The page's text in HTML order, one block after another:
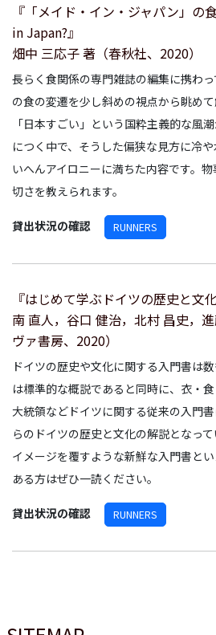
『「メイド・イン・ジャパン」の
in Japan?』
畑中 三応子 著（春秋社、2020）
長らく食関係の専門雑誌の編集に携わ
の食の変遷を少し斜めの視点から眺め
「日本すごい」という国粋主義的な風
につく中で、そうした偏狭な見方に冷
いへんアイロニーに満ちた内容です。
切さを教えられます。
貸出状況の確認 RUNNERS
『はじめて学ぶドイツの歴史と文化
南 直人，谷口 健治，北村 昌史，
ヴァ書房、2020）
ドイツの歴史や文化に関する入門書は
は標準的な概説であると同時に、衣・食
大統領などドイツに関する従来の入門
らのドイツの歴史と文化の解説となっ
イメージを覆すような新鮮な入門書と
ある方はぜひ一読ください。
貸出状況の確認 RUNNERS